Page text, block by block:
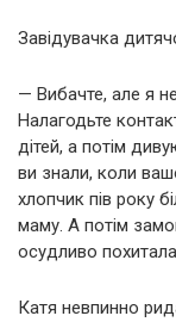
Завідувачка
— Вибачте, але я
Налагодьте
дітей, а потім
ви знали, коли
хлопчик пів року
маму. А потім
осудливо
Катя невпинно